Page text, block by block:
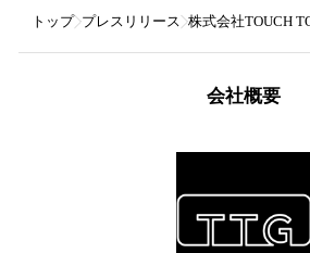
トップ プレスリリース 株式会社TOUCH
会社概要